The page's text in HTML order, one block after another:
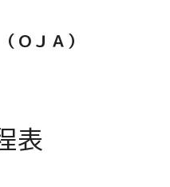
ＪＡ）
表